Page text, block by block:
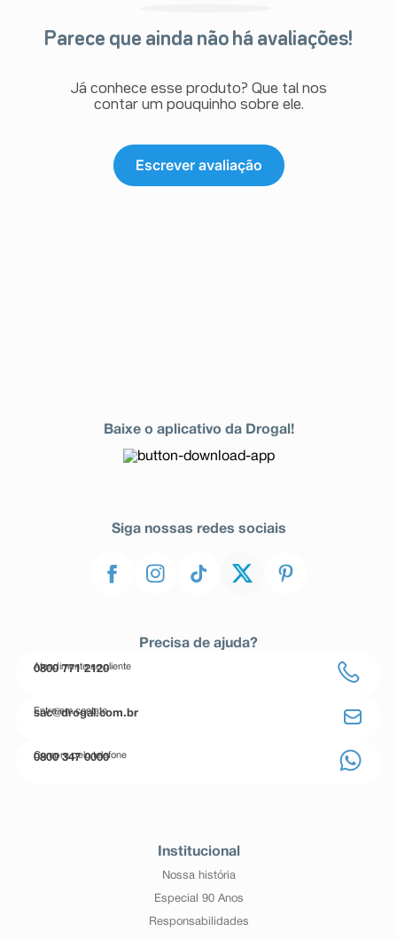
Parece que ainda não há avaliações!
Já conhece esse produto? Que tal nos
contar um pouquinho sobre ele.
Escrever avaliação
Baixe o aplicativo da Drogal!
Siga nossas redes sociais
Precisa de ajuda?
Atendimento ao cliente
0800 771 2120
Entre em contato
sac@drogal.com.br
Compre pelo telefone
0800 347 0000
Institucional
Nossa história
Especial 90 Anos
Responsabilidades